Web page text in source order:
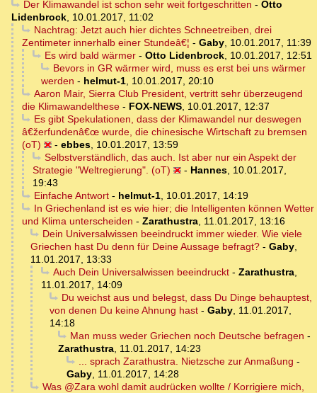
Der Klimawandel ist schon sehr weit fortgeschritten - Otto
Lidenbrock, 10.01.2017, 11:02
Nachtrag: Jetzt auch hier dichtes Schneetreiben, drei
Zentimeter innerhalb einer Stundeâ€¦ - Gaby, 10.01.2017, 11:39
Es wird bald wärmer- Otto Lidenbrock, 10.01.2017, 12:51
Bevors in GR wärmer wird, muss es erst bei uns wärmer
werden - helmut-1, 10.01.2017, 20:10
Aaron Mair, Sierra Club President, vertritt sehr überzeugend
die Klimawandelthese - FOX-NEWS, 10.01.2017, 12:37
Es gibt Spekulationen, dass der Klimawandel nur deswegen
â€žerfundenâ€œ wurde, die chinesische Wirtschaft zu bremsen
(oT)
- ebbes, 10.01.2017, 13:59
Selbstverständlich, das auch. Ist aber nur ein Aspekt der
Strategie "Weltregierung". (oT)
- Hannes, 10.01.2017,
19:43
Einfache Antwort- helmut-1, 10.01.2017, 14:19
In Griechenland ist es wie hier; die Intelligenten können Wetter
und Klima unterscheiden - Zarathustra, 11.01.2017, 13:16
Dein Universalwissen beeindruckt immer wieder. Wie viele
Griechen hast Du denn für Deine Aussage befragt? - Gaby,
11.01.2017, 13:33
Auch Dein Universalwissen beeindruckt- Zarathustra,
11.01.2017, 14:09
Du weichst aus und belegst, dass Du Dinge behauptest,
von denen Du keine Ahnung hast - Gaby, 11.01.2017,
14:18
Man muss weder Griechen noch Deutsche befragen -
Zarathustra, 11.01.2017, 14:23
... sprach Zarathustra. Nietzsche zur Anmaßung -
Gaby, 11.01.2017, 14:28
Was @Zara wohl damit audrücken wollte / Korrigiere mich,